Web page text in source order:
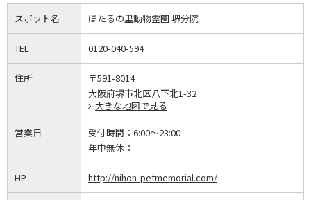
スポット名 ほたるの里動物霊園 堺分院
TEL 0120-040-594
住所
〒591-8014
大阪府堺市北区八下北1-32
大きな地図で見る
営業日 受付時間： 6:00～23:00
年中無休： -
HP http://nihon-petmemorial.com/